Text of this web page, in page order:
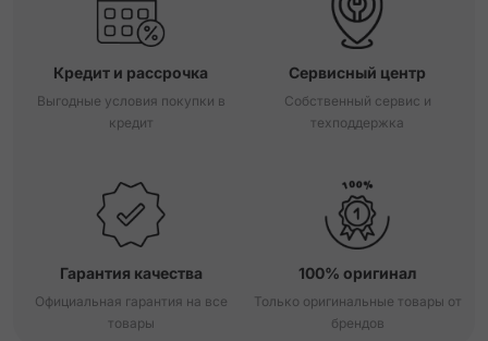
Кредит и рассрочка
Выгодные условия покупки в
кредит
Сервисный центр
Собственный сервис и
техподдержка
Гарантия качества
Официальная гарантия на все
товары
100% оригинал
Только оригинальные товары от
брендов